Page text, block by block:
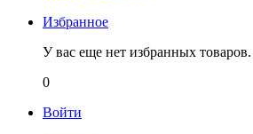
Избранное
У вас еще нет избранных товаров.
0
Войти